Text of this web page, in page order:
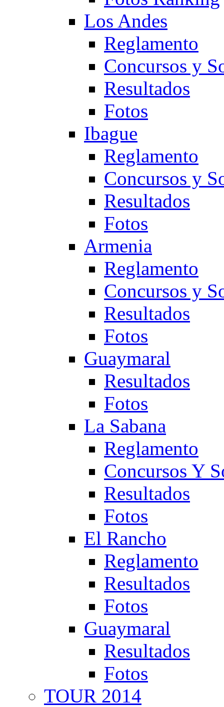
Los Andes
Reglamento
Concursos y
Resultados
Fotos
Ibague
Reglamento
Concursos y
Resultados
Fotos
Armenia
Reglamento
Concursos y
Resultados
Fotos
Guaymaral
Resultados
Fotos
La Sabana
Reglamento
Concursos Y
Resultados
Fotos
El Rancho
Reglamento
Resultados
Fotos
Guaymaral
Resultados
Fotos
TOUR 2014